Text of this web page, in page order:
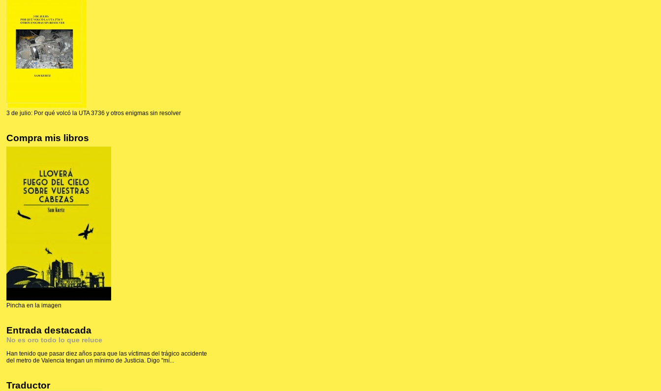
3 de julio: Por qué volcó la UTA 3736 y otros enigmas sin resolver
Compra mis libros
Pincha en la imagen
Entrada destacada
No es oro todo lo que reluce
Han tenido que pasar diez años para que las víctimas del trágico accidente
del metro de Valencia tengan un mínimo de Justicia. Digo "mí...
Traductor